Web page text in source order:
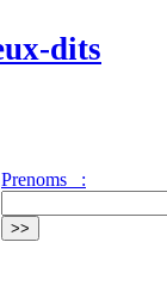
dits
Prenoms :